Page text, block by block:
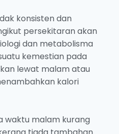
konsisten dan
persekitaran akan
dan metabolisma
kemestian pada
lewat malam atau
kalori
waktu malam kurang